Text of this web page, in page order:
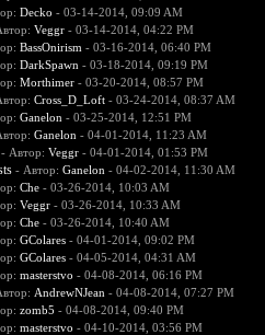
Decko - 03-14-2014, 09:09 AM
Veggr- 03-14-2014, 04:22 PM
BassOnirism - 03-16-2014, 06:40 PM
DarkSpawn - 03-18-2014, 09:19 PM
Morthimer- 03-20-2014, 08:57 PM
Cross_D_Loft- 03-24-2014, 08:37 AM
Ganelon - 03-25-2014, 12:51 PM
Ganelon - 04-01-2014, 11:23 AM
- Автор: Veggr- 04-01-2014, 01:53 PM
- Автор: Ganelon - 04-02-2014, 11:30 AM
Che- 03-26-2014, 10:03 AM
Veggr- 03-26-2014, 10:33 AM
Che- 03-26-2014, 10:40 AM
GColares- 04-01-2014, 09:02 PM
GColares- 04-05-2014, 04:31 AM
masterstvo - 04-08-2014, 06:16 PM
AndrewNJean - 04-08-2014, 07:27 PM
zomb5 - 04-08-2014, 09:40 PM
masterstvo - 04-10-2014, 03:56 PM